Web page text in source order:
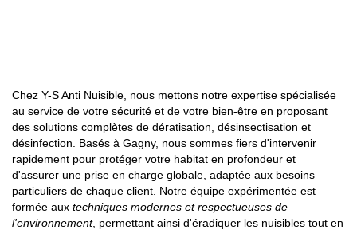
Chez Y-S Anti Nuisible, nous mettons notre expertise spécialisée
au service de votre sécurité et de votre bien-être en proposant
des solutions complètes de dératisation, désinsectisation et
désinfection. Basés à Gagny, nous sommes fiers d'intervenir
rapidement pour protéger votre habitat en profondeur et
d'assurer une prise en charge globale, adaptée aux besoins
particuliers de chaque client. Notre équipe expérimentée est
formée aux techniques modernes et respectueuses de
l'environnement, permettant ainsi d'éradiquer les nuisibles tout en